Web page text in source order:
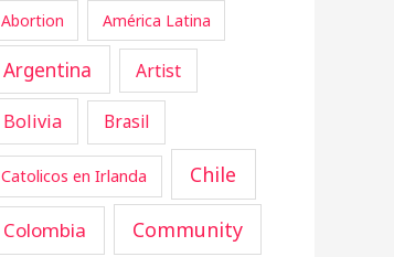
Abortion América Latina
Argentina Artist
Bolivia Brasil
Catolicos en Irlanda Chile
Colombia Community